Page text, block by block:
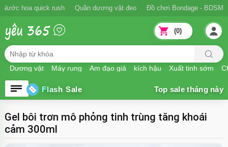
Nước hoa quick rush Quần dương vật đeo Đồ chơi Bondage - BDSM
Dương vật Máy rung Âm đạo giả kích hậu Xuất tinh sớm
(0)
Flash Sale
Gel bôi trơn mô phỏng tinh trùng tăng khoái
cảm 300ml